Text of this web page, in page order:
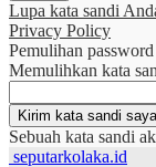
Lupa kata sandi
Privacy Policy
Pemulihan password
Memulihkan kata
Sebuah kata sandi
seputarkolaka.id